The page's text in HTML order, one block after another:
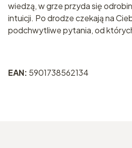
wiedzą, w grze przyda się
intuicji. Po drodze czekają na
podchwytliwe pytania, od
EAN: 5901738562134